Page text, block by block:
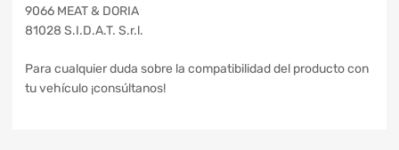
9066 MEAT & DORIA
81028 S.I.D.A.T. S.r.l.
Para cualquier duda sobre la compatibilidad del producto con
tu vehículo ¡consúltanos!